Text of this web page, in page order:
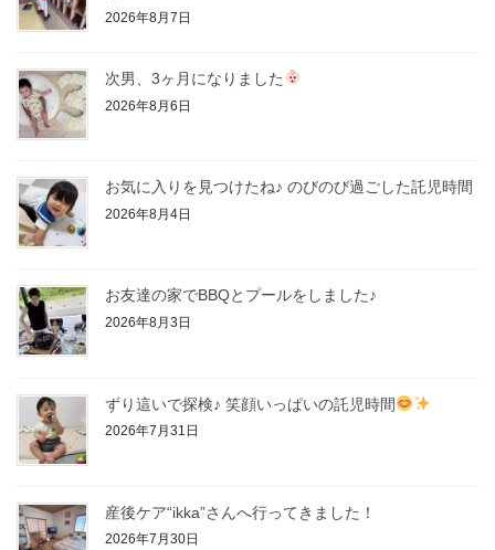
ジ
り
2026年8月7日
次男、3ヶ月になりました
2026年8月6日
お気に入りを見つけたね♪ のびのび過ごした託児時間
2026年8月4日
お友達の家でBBQとプールをしました♪
2026年8月3日
ずり這いで探検♪ 笑顔いっぱいの託児時間
2026年7月31日
産後ケア“ikka”さんへ行ってきました！
2026年7月30日